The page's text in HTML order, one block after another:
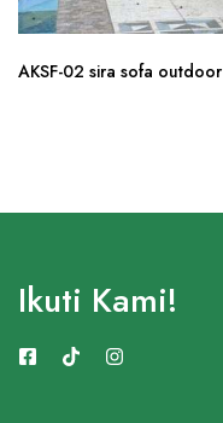
AKSF-02 sira sofa outdoor
Ikuti Kami!